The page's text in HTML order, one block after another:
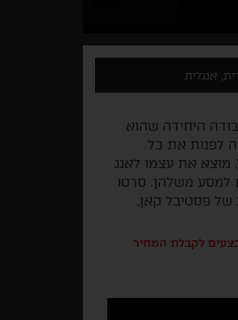
אנגלית
היחידה שהוא
לפנות את כל
מוצא את עצמו לאנג
למסע משלהן. סרטו
של פסטיבל קאן,
לקבלת המחיר